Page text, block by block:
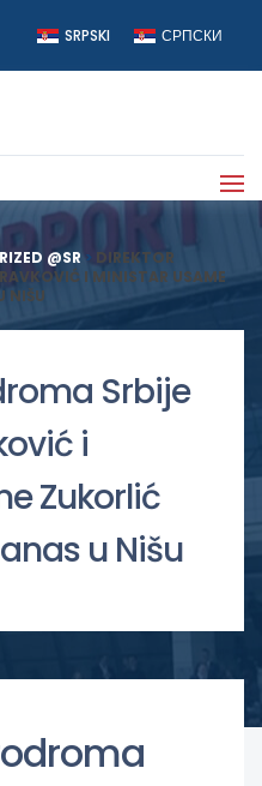
SRPSKI СРПСКИ
@SR> DIREKTOR
I MINISTAR USAME
NIŠU
Srbije
i
Zukorlić
u Nišu